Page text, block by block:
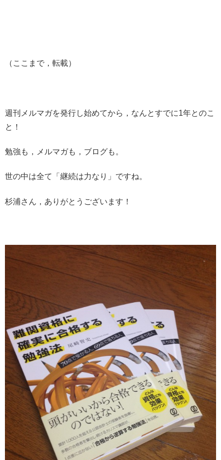
（ここまで，転載）
週刊メルマガを発行し始めてから，なんとすでに1年とのこ
と！
勉強も，メルマガも，ブログも。
世の中は全て「継続は力なり」ですね。
杉浦さん，ありがとうございます！